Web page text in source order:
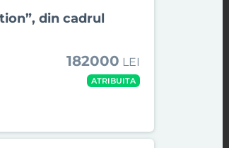
din cadrul
182000 LEI
ATRIBUITA